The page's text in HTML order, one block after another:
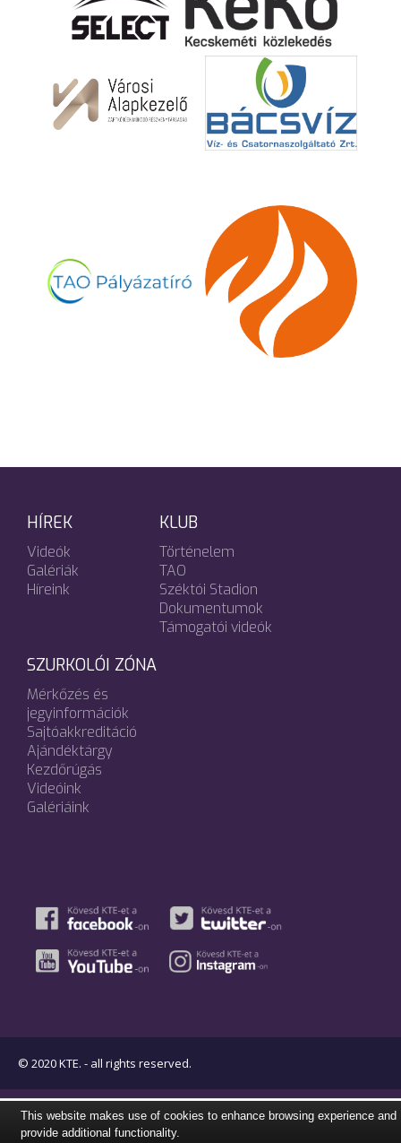
HÍREK
Videók
Galériák
Híreink
KLUB
Történelem
TAO
Széktói Stadion
Dokumentumok
Támogatói videók
SZURKOLÓI ZÓNA
Mérkőzés és
jegyinformációk
Sajtóakkreditáció
Ajándéktárgy
Kezdőrúgás
Videóink
Galériáink
© 2020 KTE. - all rights reserved.
This website makes use of cookies to enhance browsing experience and
provide additional functionality.